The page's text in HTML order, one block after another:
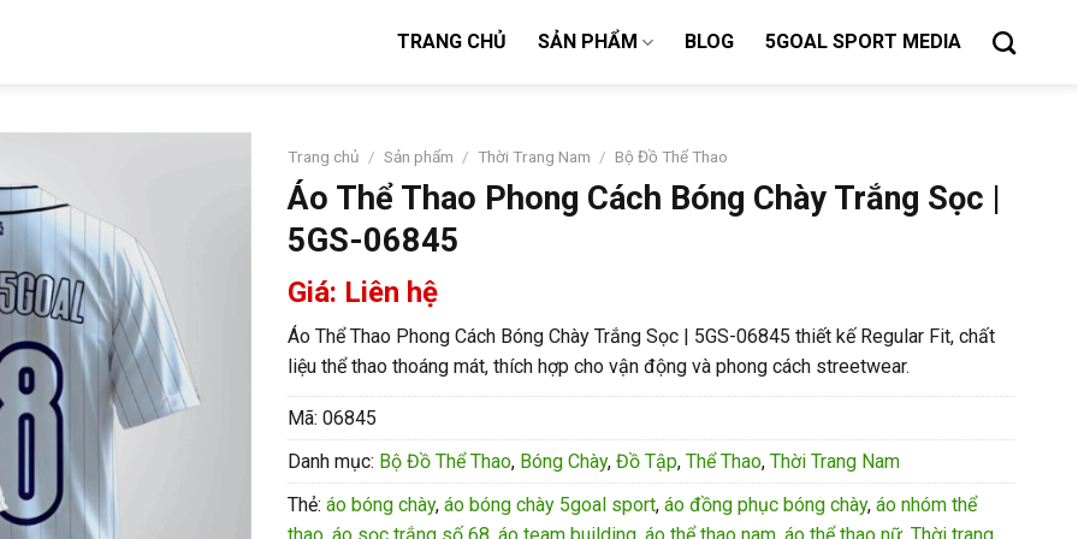
TRANG CHỦ SẢN PHẨM BLOG 5GOAL SPORT MEDIA
Trang chủ / Sản phẩm / Thời Trang Nam / Bộ Đồ Thể Thao
Áo Thể Thao Phong Cách Bóng Chày Trắng Sọc |
5GS-06845
Giá: Liên hệ
Áo Thể Thao Phong Cách Bóng Chày Trắng Sọc | 5GS-06845 thiết kế Regular Fit, chất
liệu thể thao thoáng mát, thích hợp cho vận động và phong cách streetwear.
Mã: 06845
Danh mục: Bộ Đồ Thể Thao, Bóng Chày, Đồ Tập, Thể Thao, Thời Trang Nam
Thẻ: áo bóng chày, áo bóng chày 5goal sport, áo đồng phục bóng chày, áo nhóm thể
thao, áo sọc trắng số 68, áo team building, áo thể thao nam, áo thể thao nữ, Thời trang